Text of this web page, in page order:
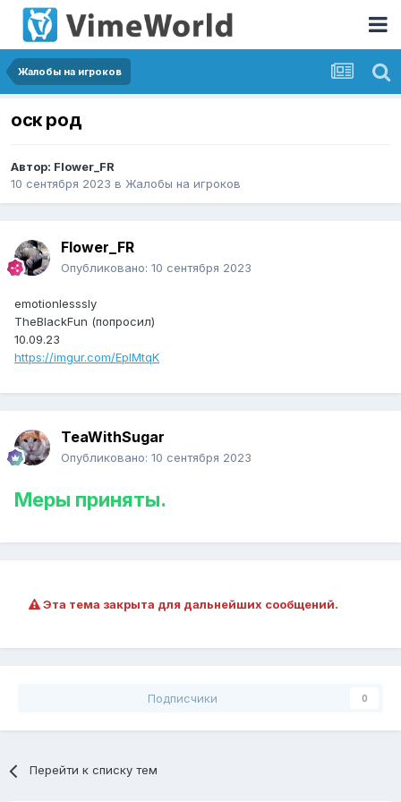
Жалобы на игроков
оск род
Автор: Flower_FR
10 сентября 2023 в Жалобы на игроков
Flower_FR
Опубликовано: 10 сентября 2023
emotionlesssly
TheBlackFun (попросил)
10.09.23
https://imgur.com/EpIMtqK
TeaWithSugar
Опубликовано: 10 сентября 2023
Меры приняты.
Эта тема закрыта для дальнейших сообщений.
Подписчики 0
Перейти к списку тем